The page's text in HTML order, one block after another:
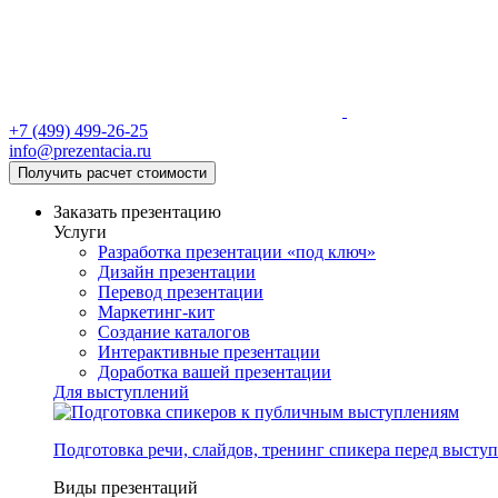
+7 (499) 499-26-25
info@prezentacia.ru
Получить расчет стоимости
Заказать презентацию
Услуги
Разработка презентации «под ключ»
Дизайн презентации
Перевод презентации
Маркетинг-кит
Создание каталогов
Интерактивные презентации
Доработка вашей презентации
Для выступлений
Подготовка речи, слайдов, тренинг спикера перед
Виды презентаций